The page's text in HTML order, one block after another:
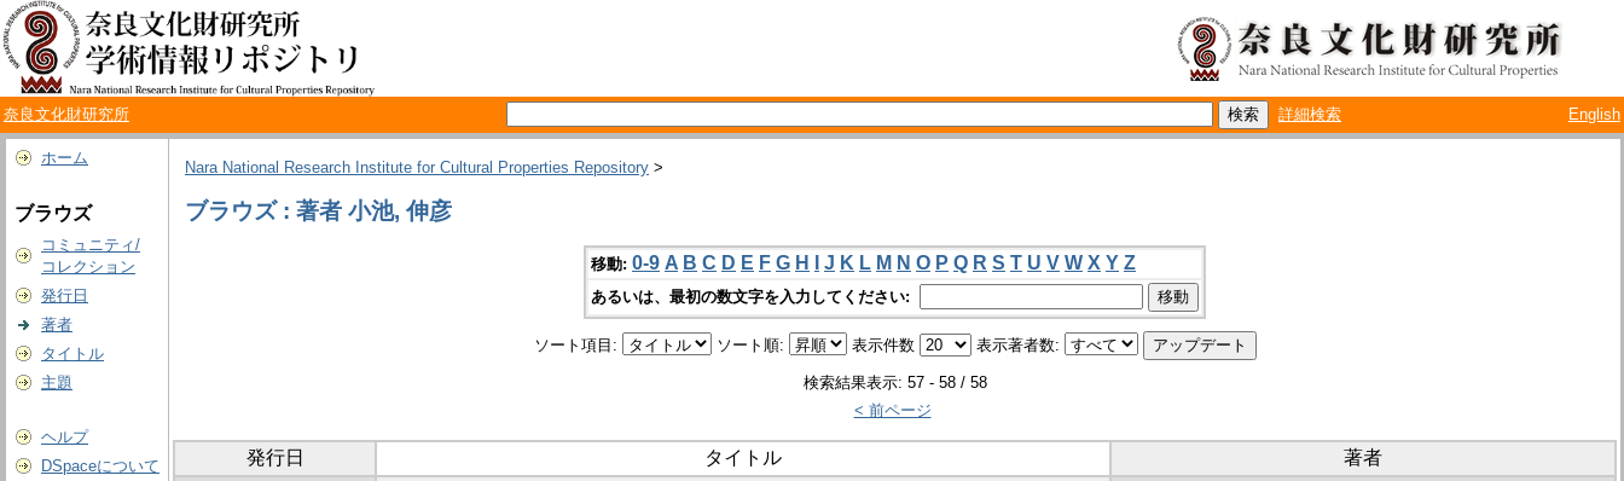
奈良文化財研究所 詳細検索 English
ホーム
ブラウズ
コミュニティ/
コレクション
発行日
著者
タイトル
主題
ヘルプ
DSpaceについて
Nara National Research Institute for Cultural Properties Repository >
ブラウズ : 著者 小池, 伸彦
移動: 0-9 A B C D E F G H J K L M N O P Q R S T U V W X Y Z
あるいは、最初の数文字を入力してください:
ソート項目: ソート順: 表示件数 表示著者数:
検索結果表示: 57 - 58 / 58
< 前ページ
発行日 タイトル 著者